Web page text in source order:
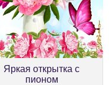
Яркая открытка с
пионом